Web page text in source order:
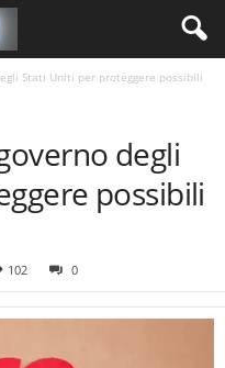
Stati Uniti per proteggere possibili
degli
possibili
102 0